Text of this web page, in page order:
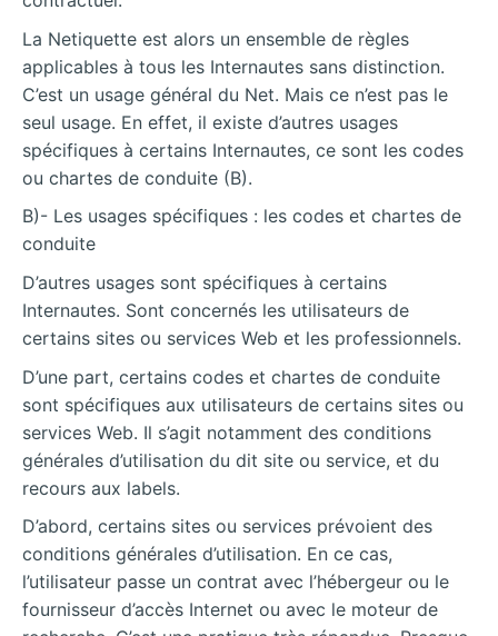
La Netiquette est alors un ensemble de règles
applicables à tous les Internautes sans distinction.
C’est un usage général du Net. Mais ce n’est pas le
seul usage. En effet, il existe d’autres usages
spécifiques à certains Internautes, ce sont les codes
ou chartes de conduite (B).
B)- Les usages spécifiques : les codes et chartes de
conduite
D’autres usages sont spécifiques à certains
Internautes. Sont concernés les utilisateurs de
certains sites ou services Web et les professionnels.
D’une part, certains codes et chartes de conduite
sont spécifiques aux utilisateurs de certains sites ou
services Web. Il s’agit notamment des conditions
générales d’utilisation du dit site ou service, et du
recours aux labels.
D’abord, certains sites ou services prévoient des
conditions générales d’utilisation. En ce cas,
l’utilisateur passe un contrat avec l’hébergeur ou le
fournisseur d’accès Internet ou avec le moteur de